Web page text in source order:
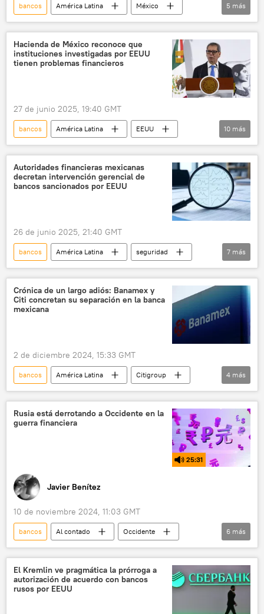
bancos América Latina
México
💬 Opinión y Análisis
seguridad
Gobierno de México
📈 Mercados y finanzas
5 más
Hacienda de México reconoce que
instituciones investigadas por EEUU
tienen problemas financieros
27 de junio 2025, 19:40 GMT
bancos América Latina
EEUU
CJNG
Departamento del Tesoro de EEUU
narcotráfico
Vector (casa de bolsa)
CIBanco
Comisión Nacional Bancaria y de Valores (CNBV)
📈 Mercados y finanzas
10 más
Autoridades financieras mexicanas
decretan intervención gerencial de
bancos sancionados por EEUU
26 de junio 2025, 21:40 GMT
bancos América Latina
seguridad
EEUU
México
Claudia Sheinbaum
Departamento del Tesoro de EEUU
Comisión Nacional Bancaria y de Valores (CNBV)
7 más
Crónica de un largo adiós: Banamex y
Citi concretan su separación en la banca
mexicana
2 de diciembre 2024, 15:33 GMT
bancos América Latina
Citigroup
Banamex
Andrés Manuel López Obrador
México
📈 Mercados y finanzas
4 más
Rusia está derrotando a Occidente en la
guerra financiera
25:31
Javier Benítez
10 de noviembre 2024, 11:03 GMT
bancos Al contado
Occidente
Rusia
Antón Siluánov
seguridad
📈 Mercados y finanzas
relaciones internacionales
BRICS
6 más
El Kremlin ve pragmática la prórroga a
autorización de acuerdo con bancos
rusos por EEUU